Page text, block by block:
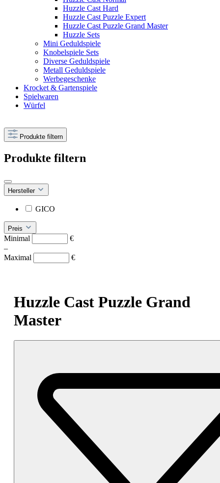
Huzzle Cast Hard
Huzzle Cast Puzzle Expert
Huzzle Cast Puzzle Grand Master
Huzzle Sets
Mini Geduldspiele
Knobelspiele Sets
Diverse Geduldspiele
Metall Geduldspiele
Werbegeschenke
Krocket & Gartenspiele
Spielwaren
Würfel
Produkte filtern
Produkte filtern
Hersteller
GICO
Preis
Minimal
€
–
Maximal
€
Huzzle Cast Puzzle Grand
Master